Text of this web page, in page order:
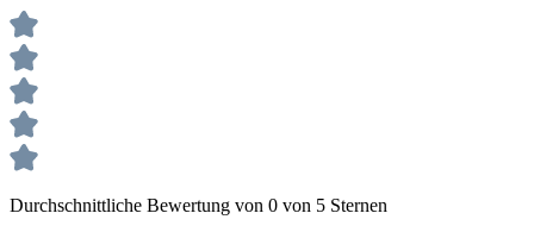
Durchschnittliche Bewertung von 0 von 5 Sternen